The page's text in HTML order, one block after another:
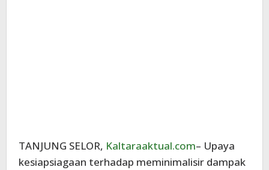
TANJUNG SELOR, Kaltaraaktual.com– Upaya
kesiapsiagaan terhadap meminimalisir dampak